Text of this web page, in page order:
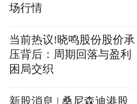
场行情
当前热议!晓鸣股份股价承
压背后：周期回落与盈利
困局交织
新股消息 | 桑尼森迪港股